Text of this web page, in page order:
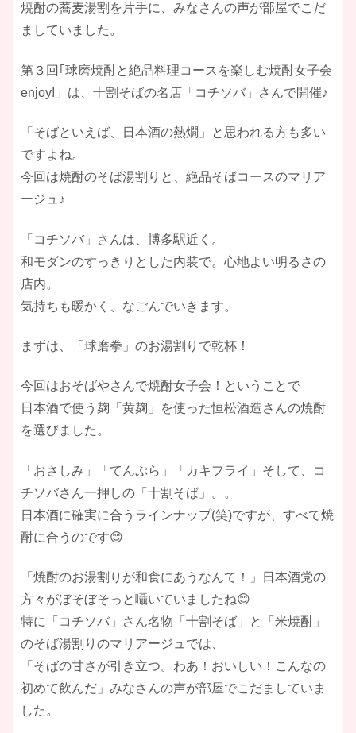
焼酎の蕎麦湯割を片手に、みなさんの声が部屋でこだ
ましていました。
第３回｢球磨焼酎と絶品料理コースを楽しむ焼酎女子会
enjoy!」は、十割そばの名店「コチソバ」さんで開催♪
「そばといえば、日本酒の熱燗」と思われる方も多い
ですよね。
今回は焼酎のそば湯割りと、絶品そばコースのマリア
ージュ♪
「コチソバ」さんは、博多駅近く。
和モダンのすっきりとした内装で。心地よい明るさの
店内。
気持ちも暖かく、なごんでいきます。
まずは、「球磨拳」のお湯割りで乾杯！
今回はおそばやさんで焼酎女子会！ということで
日本酒で使う麹「黄麹」を使った恒松酒造さんの焼酎
を選びました。
「おさしみ」「てんぷら」「カキフライ」そして、コ
チソバさん一押しの「十割そば」。。
日本酒に確実に合うラインナップ(笑)ですが、すべて焼
酎に合うのです😊
「焼酎のお湯割りが和食にあうなんて！」日本酒党の
方々がぼそぼそっと囁いていましたね😊
特に「コチソバ」さん名物「十割そば」と「米焼酎」
のそば湯割りのマリアージュでは、
「そばの甘さが引き立つ。わあ！おいしい！こんなの
初めて飲んだ」みなさんの声が部屋でこだましていま
した。